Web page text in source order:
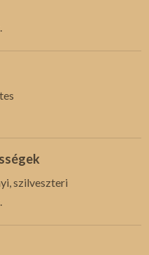
szilveszteri